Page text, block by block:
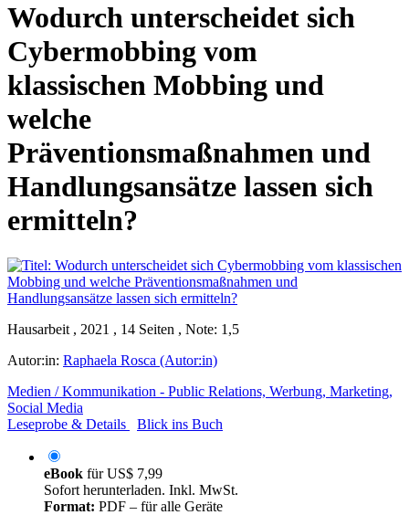
Wodurch unterscheidet sich
Cybermobbing vom
klassischen Mobbing und
welche
Präventionsmaßnahmen und
Handlungsansätze lassen sich
ermitteln?
Hausarbeit , 2021 , 14 Seiten , Note: 1,5
Autor:in: Raphaela Rosca (Autor:in)
Medien / Kommunikation - Public Relations, Werbung, Marketing,
Social Media
Leseprobe & Details
Blick ins Buch
eBook fürUS$ 7,99
Sofort herunterladen. Inkl. MwSt.
Format: PDF – für alle Geräte